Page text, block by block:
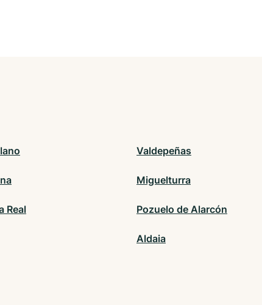
Valdepeñas
Miguelturra
Real Pozuelo de Alarcón
Aldaia